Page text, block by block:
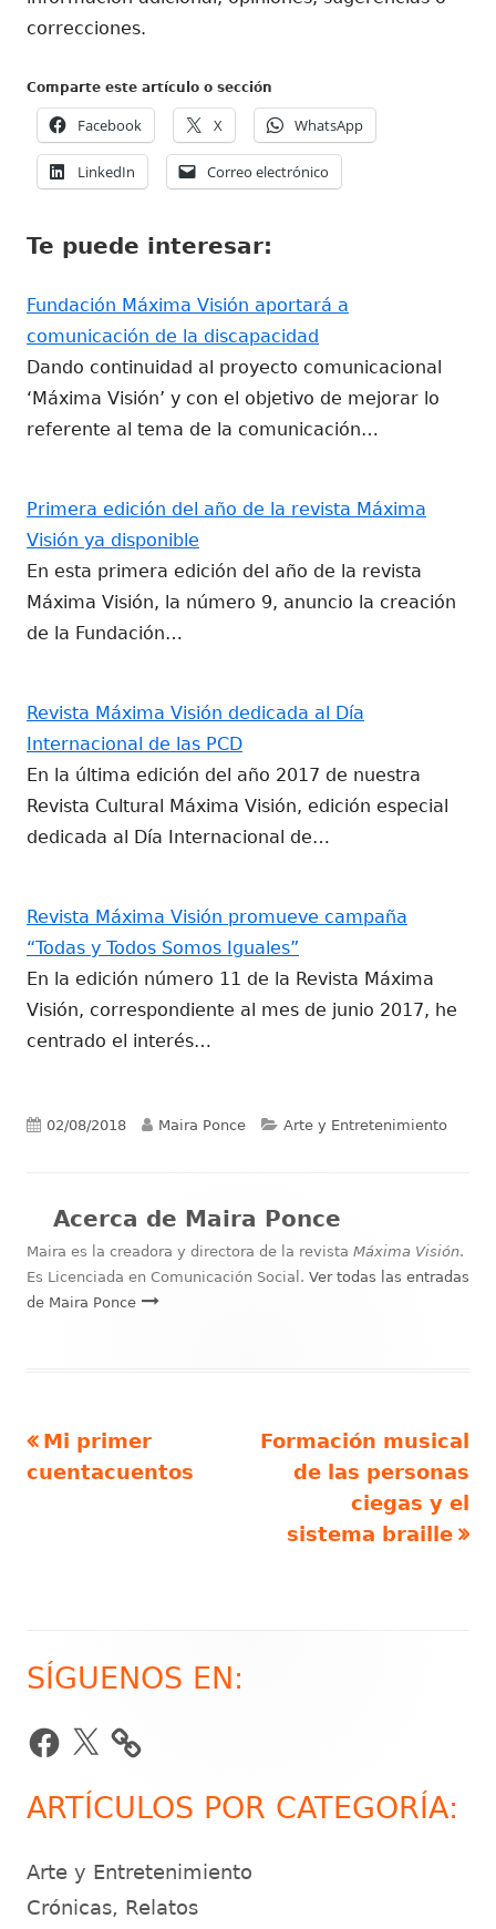
correcciones.
Comparte este artículo o sección
Facebook
en
X
en
una
WhatsApp
en
LinkedIn
en
ventana
Correo electrónico
en
Te puede interesar:
Fundación Máxima Visión aportará a
comunicación de la discapacidad
Dando continuidad al proyecto comunicacional
‘Máxima Visión’ y con el objetivo de mejorar lo
referente al tema de la comunicación…
Primera edición del año de la revista Máxima
Visión ya disponible
En esta primera edición del año de la revista
Máxima Visión, la número 9, anuncio la creación
de la Fundación…
Revista Máxima Visión dedicada al Día
Internacional de las PCD
En la última edición del año 2017 de nuestra
Revista Cultural Máxima Visión, edición especial
dedicada al Día Internacional de…
Revista Máxima Visión promueve campaña
“Todas y Todos Somos Iguales”
En la edición número 11 de la Revista Máxima
Visión, correspondiente al mes de junio 2017, he
centrado el interés…
Publicado
02/08/2018 Autor
Maira Ponce Categorías
Arte y Entretenimiento
Acerca de Maira Ponce
Maira es la creadora y directora de la revista Máxima Visión.
Es Licenciada en Comunicación Social. Ver todas las entradas
de Maira Ponce
Navegación
Artículo
anterior
Mi primer
cuentacuentos
Artículo
siguiente
Formación musical
de las personas
ciegas y el
sistema braille
Barra
lateral
SÍGUENOS EN:
Facebook
X
ARTÍCULOS POR CATEGORÍA:
Arte y Entretenimiento
Crónicas, Relatos